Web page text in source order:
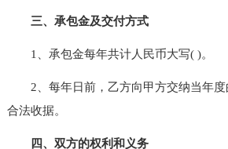
三、承包金及交付方式
1、承包金每年共计人民币大写( )。
2、每年日前，乙方向甲方交纳当年度
合法收据。
四、双方的权利和义务